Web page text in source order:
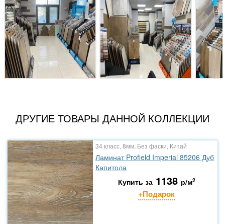
ДРУГИЕ ТОВАРЫ ДАННОЙ КОЛЛЕКЦИИ
34 класс, 8мм, Без фаски, Китай
Ламинат Profield Imperial 85206 Дуб
Капитола
Купить за 1138 р/м2
+Подарок